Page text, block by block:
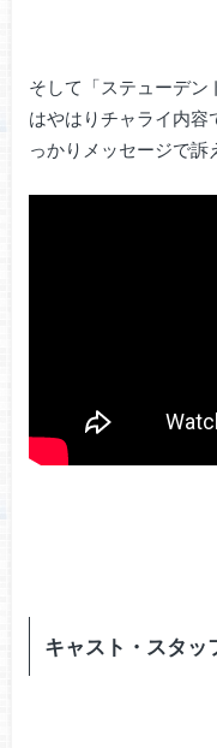
そして「ステューデン
はやはりチャライ内容
っかりメッセージで訴
キャスト・スタッ